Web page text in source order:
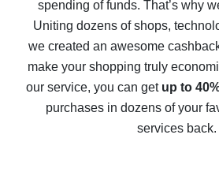
10% cash back on AliExpress
possible
The best cash back on
The best cash back service
compare offers
spending of funds. That’s why
Uniting dozens of shops,
we created an awesome
make your shopping truly
our service, you can get up to
purchases in dozens of your
services back.